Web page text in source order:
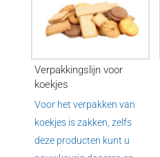
Verpakkingslijn voor
koekjes
Voor het verpakken van
koekjes is zakken, zelfs
deze producten kunt u